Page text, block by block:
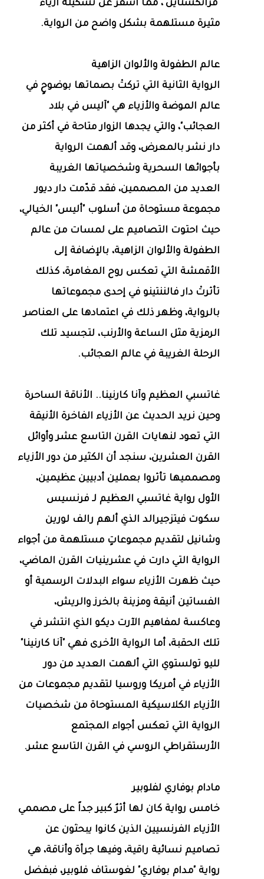
"فرانكشتاين"، مما أسفر عن تشكيلة أزياء
مثيرة مستلهمة بشكل واضح من الرواية.
عالم الطفولة والألوان الزاهية
الرواية الثانية التي تركتْ بصماتها بوضوحٍ في
عالم الموضة والأزياء هي "آليس في بلاد
العجائب"، والتي يجدها الزوار متاحة في أكثر من
دار نشر بالمعرض، وقد ألهمت الرواية
بأجوائها السحرية وشخصياتها الغريبة
العديد من المصممين، فقد قدّمت دار ديور
مجموعة مستوحاة من أسلوب "أليس" الخيالي،
حيث احتوت التصاميم على لمسات من عالم
الطفولة والألوان الزاهية، بالإضافة إلى
الأقمشة التي تعكس روح المغامرة، كذلك
تأثرتْ دار فالننتينو في إحدى مجموعاتها
بالرواية، وظهر ذلك في اعتمادها على العناصر
الرمزية مثل الساعة والأرنب، لتجسيد تلك
الرحلة الغريبة في عالم العجائب.
غاتسبي العظيم وآنا كارنينا.. الأناقة الساحرة
وحين نريد الحديث عن الأزياء الفاخرة الأنيقة
التي تعود لنهايات القرن التاسع عشر وأوائل
القرن العشرين، سنجد أن الكثير من دور الأزياء
ومصمميها تأثروا بعملين أدبيين عظيمين،
الأول رواية غاتسبي العظيم لـ فرنسيس
سكوت فيتزجيرالد الذي ألهم رالف لورين
وشانيل لتقديم مجموعاتٍ مستلهمة من أجواء
الرواية التي دارت في عشرينيات القرن الماضي،
حيث ظهرت الأزياء سواء البدلات الرسمية أو
الفساتين أنيقة ومزينة بالخرز والريش،
وعاكسة لمفاهيم الآرت ديكو الذي انتشر في
تلك الحقبة، أما الرواية الأخرى فهي "آنا كارنينا"
لليو تولستوي التي ألهمت العديد من دور
الأزياء في أمريكا وروسيا لتقديم مجموعات من
الأزياء الكلاسيكية المستوحاة من شخصيات
الرواية التي تعكس أجواء المجتمع
الأرستقراطي الروسي في القرن التاسع عشر.
مادام بوفاري لفلوبير
خامس رواية كان لها أثرٌ كبير جداً على مصممي
الأزياء الفرنسيين الذين كانوا يبحثون عن
تصاميم نسائية راقية، وفيها جرأة وأناقة، هي
رواية "مدام بوفاري" لغوستاف فلوبير، فبفضل